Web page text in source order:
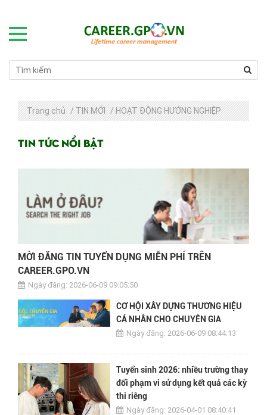
Trang chủ / TIN MỚI / HOẠT ĐỘNG HƯỚNG NGHIỆP
Tin tức nổi bật
MỜI ĐĂNG TIN TUYỂN DỤNG MIỄN PHÍ TRÊN
CAREER.GPO.VN
Ngày đăng: 2026-06-09 09:05:50
CƠ HỘI XÂY DỰNG THƯƠNG HIỆU
CÁ NHÂN CHO CHUYÊN GIA
Ngày đăng: 2026-06-09 08:44:13
Tuyển sinh 2026: nhiều trường thay
đổi phạm vi sử dụng kết quả các kỳ
thi riêng
Ngày đăng: 2026-04-01 08:40:41